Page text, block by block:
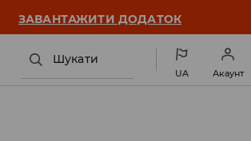
ЗАВАНТАЖИТИ ДОДАТОК
Шукати
UA Акаунт